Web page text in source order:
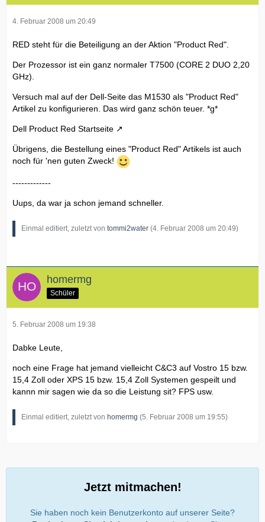
4. Februar 2008 um 20:49
RED steht für die Beteiligung an der Aktion "Product Red".
Der Prozessor ist ein ganz normaler T7500 (CORE 2 DUO 2,20
GHz).
Versuch mal auf der Dell-Seite das M1530 als "Product Red"
Artikel zu konfigurieren. Das wird ganz schön teuer. *g*
Dell Product Red Startseite
Übrigens, die Bestellung eines "Product Red" Artikels ist auch
noch für 'nen guten Zweck!
-------------
Uups, da war ja schon jemand schneller.
Einmal editiert, zuletzt von tommi2water (4. Februar 2008 um 20:49)
homermg
Schüler
5. Februar 2008 um 19:38
Dabke Leute,
noch eine Frage hat jemand vielleicht C&C3 auf Vostro 15 bzw.
15,4 Zoll oder XPS 15 bzw. 15,4 Zoll Systemen gespeilt und
kannn mir sagen wie da so die Leistung sit? FPS usw.
Einmal editiert, zuletzt von homermg (5. Februar 2008 um 19:55)
Jetzt mitmachen!
Sie haben noch kein Benutzerkonto auf unserer Seite?